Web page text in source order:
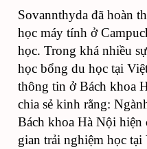
Sovannthyda đã hoàn
học máy tính ở
học. Trong khá nhiều
học bổng du học tại
thông tin ở Bách khoa
chia sẻ kinh rằng:
Bách khoa Hà Nội hiện
gian trải nghiệm học tại